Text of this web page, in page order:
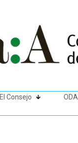
El Consejo ODA